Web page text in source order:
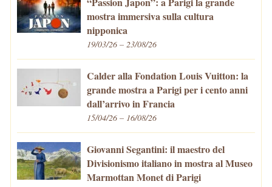
mostra immersiva sulla cultura
nipponica
19/03/26 – 23/08/26
Calder alla Fondation Louis Vuitton: la
grande mostra a Parigi per i cento anni
dall’arrivo in Francia
15/04/26 – 16/08/26
Giovanni Segantini: il maestro del
Divisionismo italiano in mostra al Museo
Marmottan Monet di Parigi